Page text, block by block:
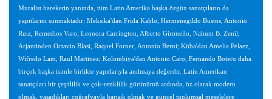
Muralist hareketin yanında, tüm Latin Amerika başka özgün sanatçıların da
yapıtlarını sunmaktadır: Meksika'dan Frida Kahlo, Hermenegildo Bustos, Antonio
Ruiz, Remedios Varo, Leonora Carrington, Alberto Gironello, Nahum B. Zenil;
Arjantinden Octavio Blasi, Raquel Forner, Antonio Berni; Küba'dan Amelia Pelaez,
Wifredo Lam, Raul Martinez; Kolombiya'dan Antonio Caro, Fernando Botero daha
birçok başka isimle birlikte yapıtlarıyla anılmaya değerdir. Latin Amerikan
sanatçıları bir çeşitlilik ve çok-renklilik görünümü ardında, öz olarak modern
olmak, yaşadıkları coğrafyayla barışık olmak ve güncel toplumsal meselelere